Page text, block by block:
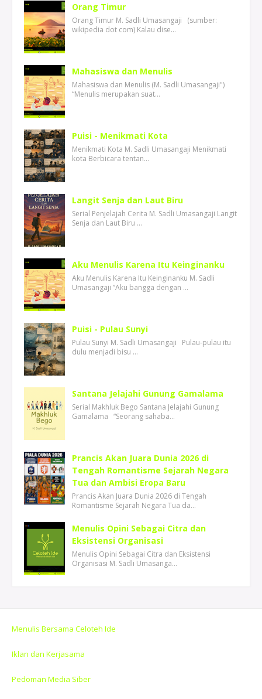
Orang Timur
Orang Timur M. Sadli Umasangaji (sumber:
wikipedia dot com) Kalau dise…
Mahasiswa dan Menulis
Mahasiswa dan Menulis (M. Sadli Umasangaji")
“Menulis merupakan suat…
Puisi - Menikmati Kota
Menikmati Kota M. Sadli Umasangaji Menikmati
kota Berbicara tentan…
Langit Senja dan Laut Biru
Serial Penjelajah Cerita M. Sadli Umasangaji Langit
Senja dan Laut Biru …
Aku Menulis Karena Itu Keinginanku
Aku Menulis Karena Itu Keinginanku M. Sadli
Umasangaji ”Aku bangga dengan …
Puisi - Pulau Sunyi
Pulau Sunyi M. Sadli Umasangaji Pulau-pulau itu
dulu menjadi bisu …
Santana Jelajahi Gunung Gamalama
Serial Makhluk Bego Santana Jelajahi Gunung
Gamalama “Seorang sahaba…
Prancis Akan Juara Dunia 2026 di
Tengah Romantisme Sejarah Negara
Tua dan Ambisi Eropa Baru
Prancis Akan Juara Dunia 2026 di Tengah
Romantisme Sejarah Negara Tua da…
Menulis Opini Sebagai Citra dan
Eksistensi Organisasi
Menulis Opini Sebagai Citra dan Eksistensi
Organisasi M. Sadli Umasanga…
Menulis Bersama Celoteh Ide
Iklan dan Kerjasama
Pedoman Media Siber